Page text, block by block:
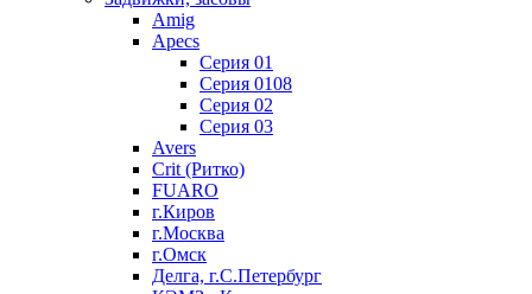
Amig
Apecs
Серия 01
Серия 0108
Серия 02
Серия 03
Avers
Crit (Ритко)
FUARO
г.Киров
г.Москва
г.Омск
Делга, г.С.Петербург